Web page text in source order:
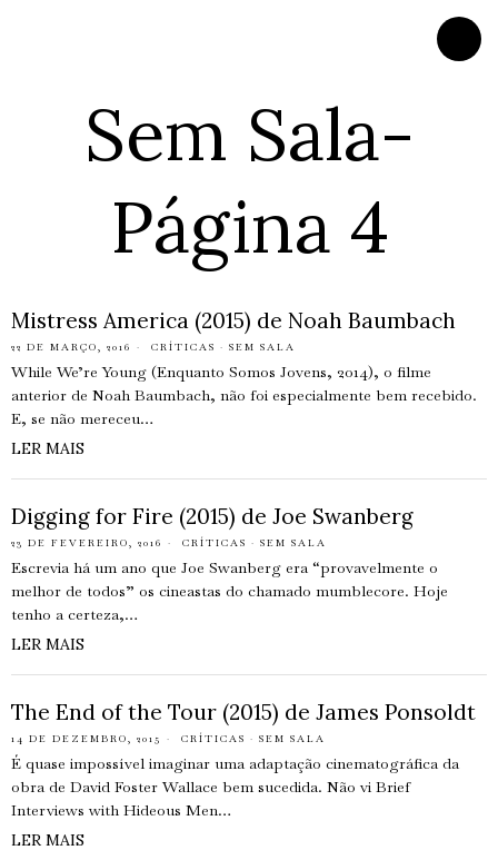
Sem Sala-
Página 4
Mistress America (2015) de Noah Baumbach
22 DE MARÇO, 2016 CRÍTICAS · SEM SALA
While We’re Young (Enquanto Somos Jovens, 2014), o filme
anterior de Noah Baumbach, não foi especialmente bem recebido.
E, se não mereceu…
LER MAIS
Digging for Fire (2015) de Joe Swanberg
23 DE FEVEREIRO, 2016 CRÍTICAS · SEM SALA
Escrevia há um ano que Joe Swanberg era “provavelmente o
melhor de todos” os cineastas do chamado mumblecore. Hoje
tenho a certeza,…
LER MAIS
The End of the Tour (2015) de James Ponsoldt
14 DE DEZEMBRO, 2015 CRÍTICAS · SEM SALA
É quase impossível imaginar uma adaptação cinematográfica da
obra de David Foster Wallace bem sucedida. Não vi Brief
Interviews with Hideous Men…
LER MAIS